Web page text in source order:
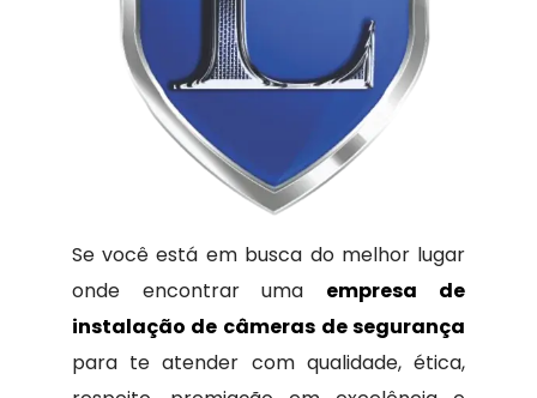
Se você está em busca do melhor lugar
onde encontrar uma empresa de
instalação de câmeras de segurança
para te atender com qualidade, ética,